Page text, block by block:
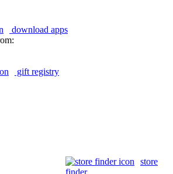
download apps
gift registry
store
finder